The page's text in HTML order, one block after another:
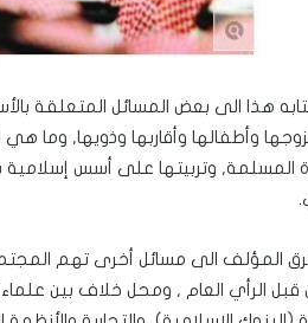
هذا الى بعض المسائل المتعلقة
وأطفالها وأقاربها وذويها, وما هي
المسلمة, وتربيتها على أسس
المؤلف الى مسائل أخرى تهم
من قبل الرأي العام , ومحل خلاف بين